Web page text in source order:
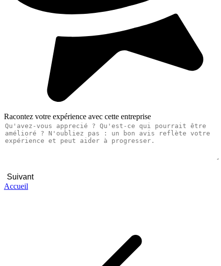
Racontez votre expérience avec cette entreprise
Suivant
Accueil